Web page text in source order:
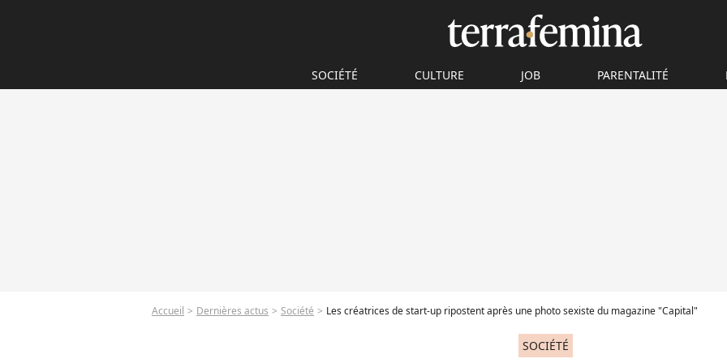
SOCIÉTÉ CULTURE JOB PARENTALITÉ
Accueil Dernières actus Société Les créatrices de start-up ripostent après une photo sexiste du magazine "Capital"
SOCIÉTÉ